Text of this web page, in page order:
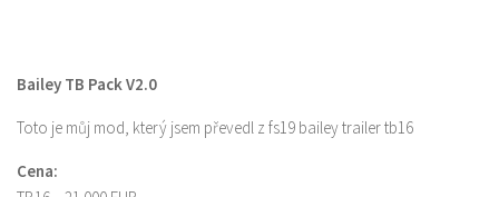
Bailey TB Pack V2.0
Toto je můj mod, který jsem převedl z fs19 bailey trailer tb16
Cena: